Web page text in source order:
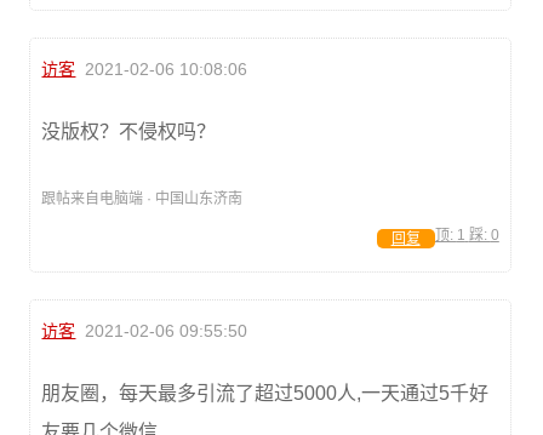
访客 2021-02-06 10:08:06
没版权？不侵权吗？
跟帖来自电脑端 · 中国山东济南
顶: 1 踩: 0
回复
访客 2021-02-06 09:55:50
朋友圈，每天最多引流了超过5000人,一天通过5千好